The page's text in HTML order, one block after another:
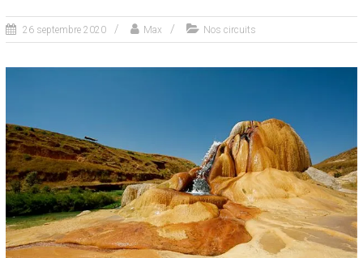
26 septembre 2020 Max Nos circuits